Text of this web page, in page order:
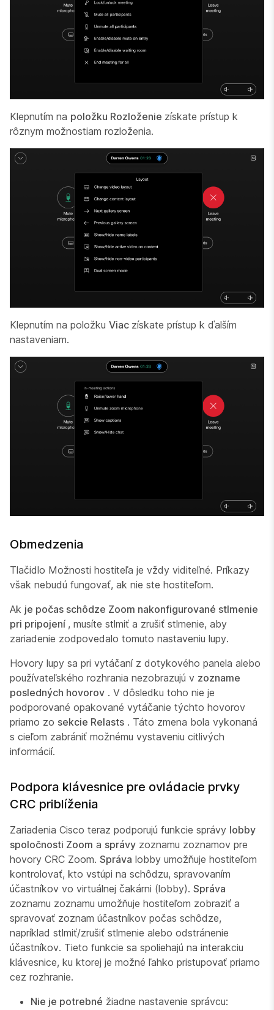
Klepnutím na položku Rozloženie získate prístup k
rôznym možnostiam rozloženia.
Klepnutím na položku Viac získate prístup k ďalším
nastaveniam.
Obmedzenia
Tlačidlo Možnosti hostiteľa je vždy viditeľné. Príkazy
však nebudú fungovať, ak nie ste hostiteľom.
Ak je počas schôdze Zoom nakonfigurované stlmenie
pri pripojení , musíte stlmiť a zrušiť stlmenie, aby
zariadenie zodpovedalo tomuto nastaveniu lupy.
Hovory lupy sa pri vytáčaní z dotykového panela alebo
používateľského rozhrania nezobrazujú v zozname
posledných hovorov . V dôsledku toho nie je
podporované opakované vytáčanie týchto hovorov
priamo zo sekcie Relasts . Táto zmena bola vykonaná
s cieľom zabrániť možnému vystaveniu citlivých
informácií.
Podpora klávesnice pre ovládacie prvky
CRC priblíženia
Zariadenia Cisco teraz podporujú funkcie správy lobby
spoločnosti Zoom a správy zoznamu zoznamov pre
hovory CRC Zoom. Správa lobby umožňuje hostiteľom
kontrolovať, kto vstúpi na schôdzu, spravovaním
účastníkov vo virtuálnej čakárni (lobby). Správa
zoznamu zoznamu umožňuje hostiteľom zobraziť a
spravovať zoznam účastníkov počas schôdze,
napríklad stlmiť/zrušiť stlmenie alebo odstránenie
účastníkov. Tieto funkcie sa spoliehajú na interakciu
klávesnice, ku ktorej je možné ľahko pristupovať priamo
cez rozhranie.
Nie je potrebné žiadne nastavenie správcu: